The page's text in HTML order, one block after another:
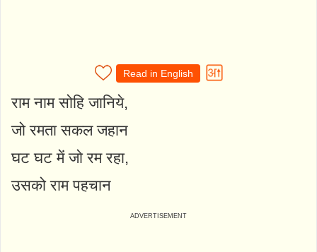
Read in English
राम नाम सोहि जानिये,
जो रमता सकल जहान
घट घट में जो रम रहा,
उसको राम पहचान